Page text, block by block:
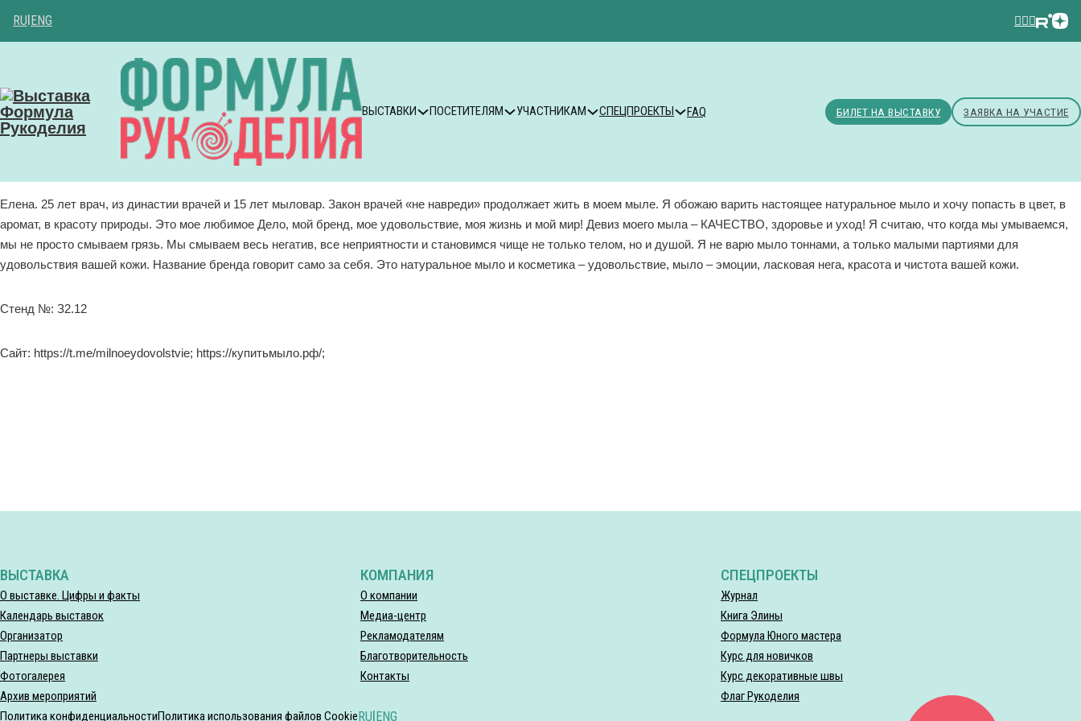
RU ENG
ВЫСТАВКИ ПОСЕТИТЕЛЯМ УЧАСТНИКАМ СПЕЦПРОЕКТЫ FAQ БИЛЕТ НА ВЫСТАВКУ ЗАЯВКА НА УЧАСТИЕ
Елена. 25 лет врач, из династии врачей и 15 лет мыловар. Закон врачей «не навреди» продолжает жить в моем мыле. Я обожаю варить настоящее натуральное мыло и хочу попасть в цвет, в
аромат, в красоту природы. Это мое любимое Дело, мой бренд, мое удовольствие, моя жизнь и мой мир! Девиз моего мыла – КАЧЕСТВО, здоровье и уход! Я считаю, что когда мы умываемся,
мы не просто смываем грязь. Мы смываем весь негатив, все неприятности и становимся чище не только телом, но и душой. Я не варю мыло тоннами, а только малыми партиями для
удовольствия вашей кожи. Название бренда говорит само за себя. Это натуральное мыло и косметика – удовольствие, мыло – эмоции, ласковая нега, красота и чистота вашей кожи.
Стенд №: З2.12
Сайт: https://t.me/milnoeydovolstvie; https://купитьмыло.рф/;
ВЫСТАВКА
О выставке. Цифры и факты
Календарь выставок
Организатор
Партнеры выставки
Фотогалерея
Архив мероприятий
КОМПАНИЯ
О компании
Медиа-центр
Рекламодателям
Благотворительность
Контакты
СПЕЦПРОЕКТЫ
Журнал
Книга Элины
Формула Юного мастера
Курс для новичков
Курс декоративные швы
Флаг Рукоделия
Политика конфиденциальностиПолитика использования файлов CookieRU|ENG